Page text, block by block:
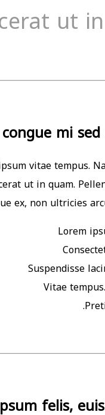
ut
mi
vitae tempus.
ut in quam.
ex, non ultricies
Lorem
Suspendisse
Vitae
felis,